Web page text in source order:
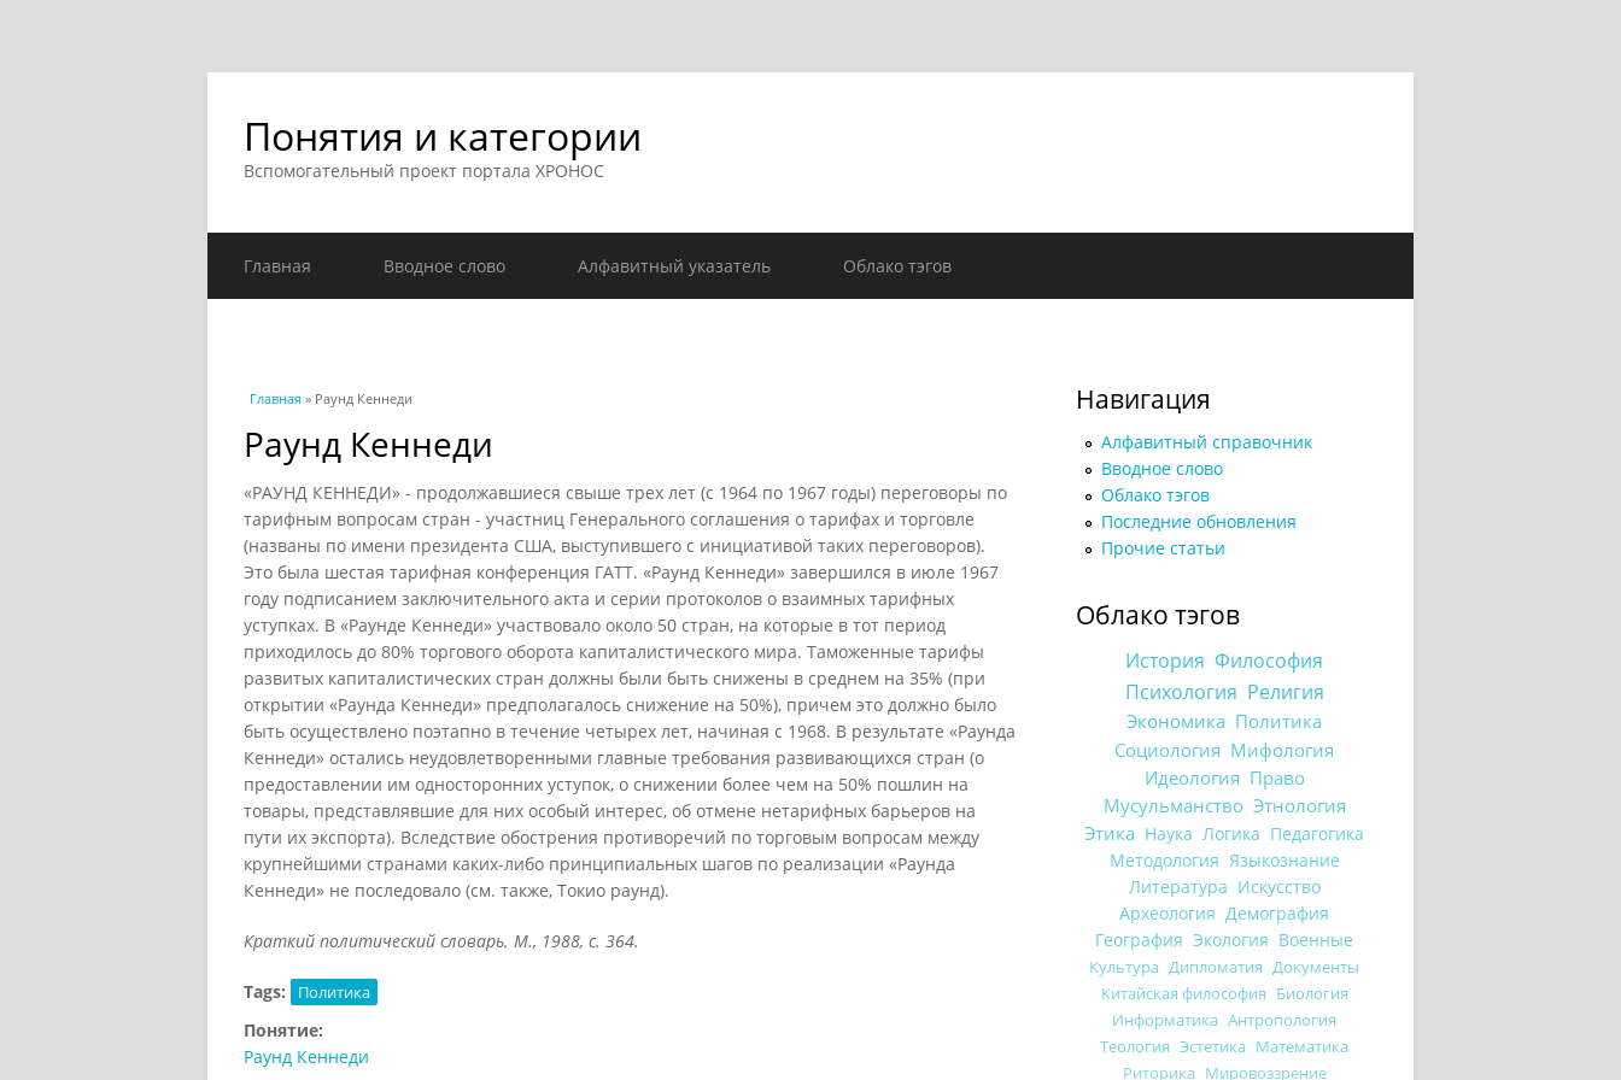
Понятия и категории
Вспомогательный проект портала ХРОНОС
Главная Вводное слово Алфавитный указатель Облако тэгов
Вы здесь
Главная » Раунд Кеннеди
Раунд Кеннеди
«РАУНД КЕННЕДИ» - продолжавшиеся свыше трех лет (с 1964 по 1967 годы) переговоры по
тарифным вопросам стран - участниц Генерального соглашения о тарифах и торговле
(названы по имени президента США, выступившего с инициативой таких переговоров).
Это была шестая тарифная конференция ГАТТ. «Раунд Кеннеди» завершился в июле 1967
году подписанием заключительного акта и серии протоколов о взаимных тарифных
уступках. В «Раунде Кеннеди» участвовало около 50 стран, на которые в тот период
приходилось до 80% торгового оборота капиталистического мира. Таможенные тарифы
развитых капиталистических стран должны были быть снижены в среднем на 35% (при
открытии «Раунда Кеннеди» предполагалось снижение на 50%), причем это должно было
быть осуществлено поэтапно в течение четырех лет, начиная с 1968. В результате «Раунда
Кеннеди» остались неудовлетворенными главные требования развивающихся стран (о
предоставлении им односторонних уступок, о снижении более чем на 50% пошлин на
товары, представлявшие для них особый интерес, об отмене нетарифных барьеров на
пути их экспорта). Вследствие обострения противоречий по торговым вопросам между
крупнейшими странами каких-либо принципиальных шагов по реализации «Раунда
Кеннеди» не последовало (см. также, Токио раунд).
Краткий политический словарь. М., 1988, с. 364.
Tags: Политика
Понятие:
Раунд Кеннеди
Навигация
Алфавитный справочник
Вводное слово
Облако тэгов
Последние обновления
Прочие статьи
Облако тэгов
История Философия
Психология Религия
Экономика Политика
Социология Мифология
Идеология Право
Мусульманство Этнология
Этика Наука Логика Педагогика
Методология Языкознание
Литература Искусство
Археология Демография
География Экология Военные
Культура Дипломатия Документы
Китайская философия Биология
Информатика Антропология
Теология Эстетика Математика
Риторика Мировоззрение